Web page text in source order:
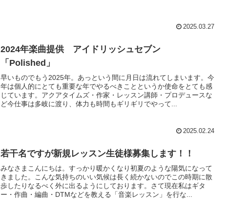
2025.03.27
2024年楽曲提供 アイドリッシュセブン
「Polished」
早いものでもう2025年。あっという間に月日は流れてしまいます。今
年は個人的にとても重要な年でやるべきことというか使命をとても感
じています。アクアタイムズ・作家・レッスン講師・プロデュースな
ど今仕事は多岐に渡り、体力も時間もギリギリでやって...
2025.02.24
若干名ですが新規レッスン生徒様募集します！！
みなさまこんにちは。すっかり暖かくなり初夏のような陽気になって
きました。こんな気持ちのいい気候は長く続かないのでこの時期に散
歩したりなるべく外に出るようにしております。さて現在私はギタ
ー・作曲・編曲・DTMなどを教える「音楽レッスン」を行な...